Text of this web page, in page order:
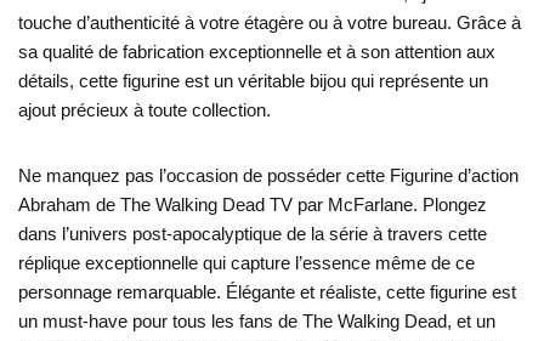
touche d’authenticité à votre étagère ou à votre bureau. Grâce à
sa qualité de fabrication exceptionnelle et à son attention aux
détails, cette figurine est un véritable bijou qui représente un
ajout précieux à toute collection.
Ne manquez pas l’occasion de posséder cette Figurine d’action
Abraham de The Walking Dead TV par McFarlane. Plongez
dans l’univers post-apocalyptique de la série à travers cette
réplique exceptionnelle qui capture l’essence même de ce
personnage remarquable. Élégante et réaliste, cette figurine est
un must-have pour tous les fans de The Walking Dead, et un